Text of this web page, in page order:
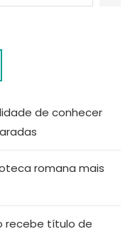
de conhecer
romana mais
recebe título de